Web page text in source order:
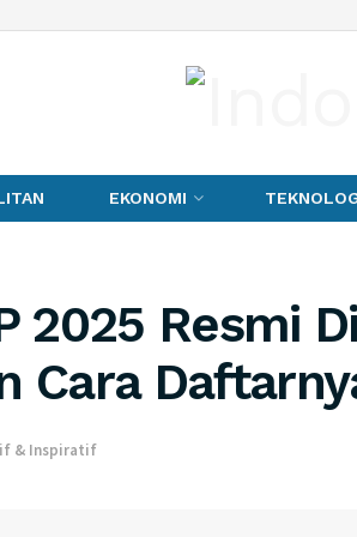
EKONOMI
2025 Resmi
Cara
& Inspiratif